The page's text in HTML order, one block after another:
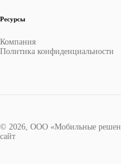
Ресурсы
Компания
Политика конфиденциальности
© 2026, ООО «Мобильные
сайт